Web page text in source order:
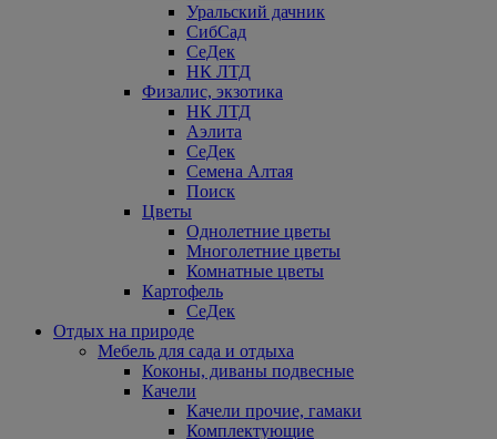
Уральский дачник
СибСад
СеДек
НК ЛТД
Физалис, экзотика
НК ЛТД
Аэлита
СеДек
Семена Алтая
Поиск
Цветы
Однолетние цветы
Многолетние цветы
Комнатные цветы
Картофель
СеДек
Отдых на природе
Мебель для сада и отдыха
Коконы, диваны подвесные
Качели
Качели прочие, гамаки
Комплектующие